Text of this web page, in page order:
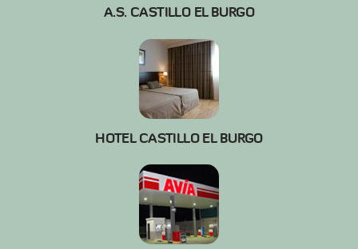
A.S. CASTILLO EL BURGO
HOTEL CASTILLO EL BURGO